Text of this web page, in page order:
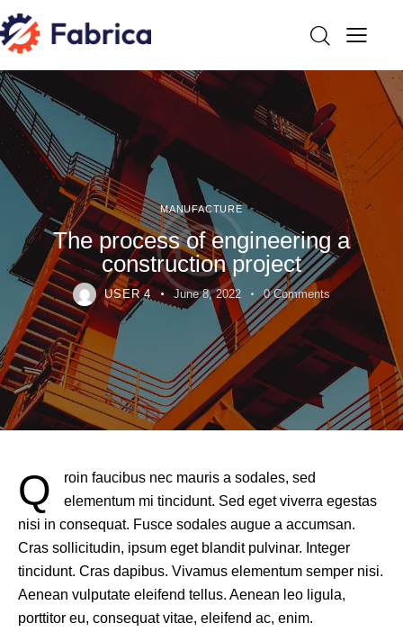
MANUFACTURE
The process of engineering a
construction project
USER 4 June 8, 2022 0 Comments
Q
roin faucibus nec mauris a sodales, sed
elementum mi tincidunt. Sed eget viverra egestas
nisi in consequat. Fusce sodales augue a accumsan.
Cras sollicitudin, ipsum eget blandit pulvinar. Integer
tincidunt. Cras dapibus. Vivamus elementum semper nisi.
Aenean vulputate eleifend tellus. Aenean leo ligula,
porttitor eu, consequat vitae, eleifend ac, enim.